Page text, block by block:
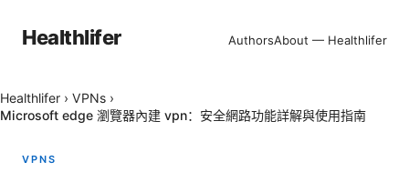
Healthlifer AuthorsAbout — Healthlifer
Healthlifer › VPNs ›
Microsoft edge 瀏覽器內建 vpn：安全網路功能詳解與使用指南
VPNS